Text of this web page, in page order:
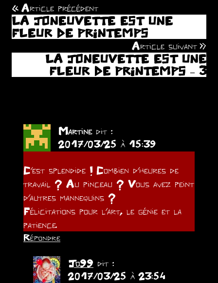
Navigation
de
Article précédent
LA JONEUVETTE EST UNE
FLEUR DE PRINTEMPS
Article suivant
LA JONEUVETTE EST UNE
FLEUR DE PRINTEMPS – 3
Martine dit :
2017/03/25 à 15:39
C’est splendide ! Combien d’heures de
travail ? Au pinceau ? Vous avez peint
d’autres mannequins ?
Félicitations pour l’art, le génie et la
patience.
Répondre
Jo99 dit :
2017/03/25 à 23:54